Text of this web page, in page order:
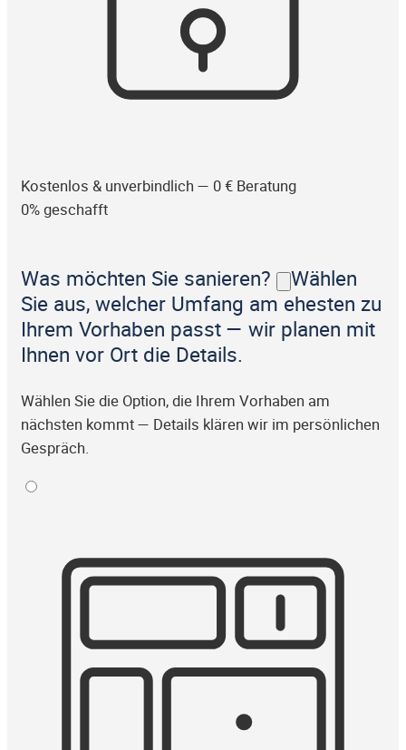
Kostenlos & unverbindlich — 0 € Beratung
0% geschafft
Was möchten Sie sanieren?
Wählen
Sie aus, welcher Umfang am ehesten zu
Ihrem Vorhaben passt — wir planen mit
Ihnen vor Ort die Details.
Wählen Sie die Option, die Ihrem Vorhaben am
nächsten kommt — Details klären wir im persönlichen
Gespräch.